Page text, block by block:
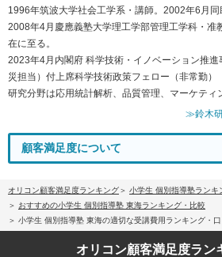
1996年筑波大学社会工学系・講師。2002年6月同
2008年4月慶應義塾大学理工学部管理工学科・准
在に至る。
2023年4月内閣府 科学技術・イノベーション推
災担当）付上席科学技術政策フェロー（非常勤）
研究分野は応用統計解析、品質管理、マーケティ
≫鈴木
顧客満足度について
オリコン顧客満足度ランキング
小学生 個別指導塾ランキ
おすすめの小学生 個別指導塾 東海ランキング・比較
小学生 個別指導塾 東海の適切な受講費用ランキング・
オリコン顧客満足度ラン